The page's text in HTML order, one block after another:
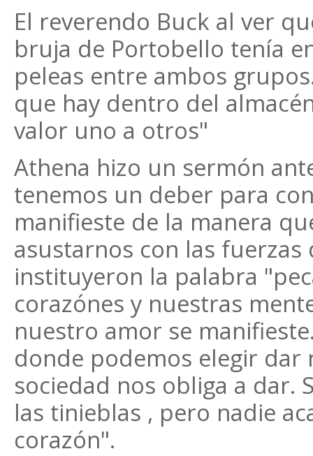
El reverendo Buck al ver
bruja de Portobello tenía
peleas entre ambos
que hay dentro del
valor uno a otros"
Athena hizo un sermón
tenemos un deber para
manifieste de la manera
asustarnos con las
instituyeron la palabra
corazónes y nuestras
nuestro amor se
donde podemos elegir dar
sociedad nos obliga a dar.
las tinieblas , pero nadie
corazón".